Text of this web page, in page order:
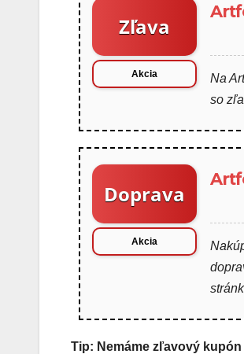
Zľava
Akcia
Na
so
Doprava
Akcia
Tip: Nemáme zľavový